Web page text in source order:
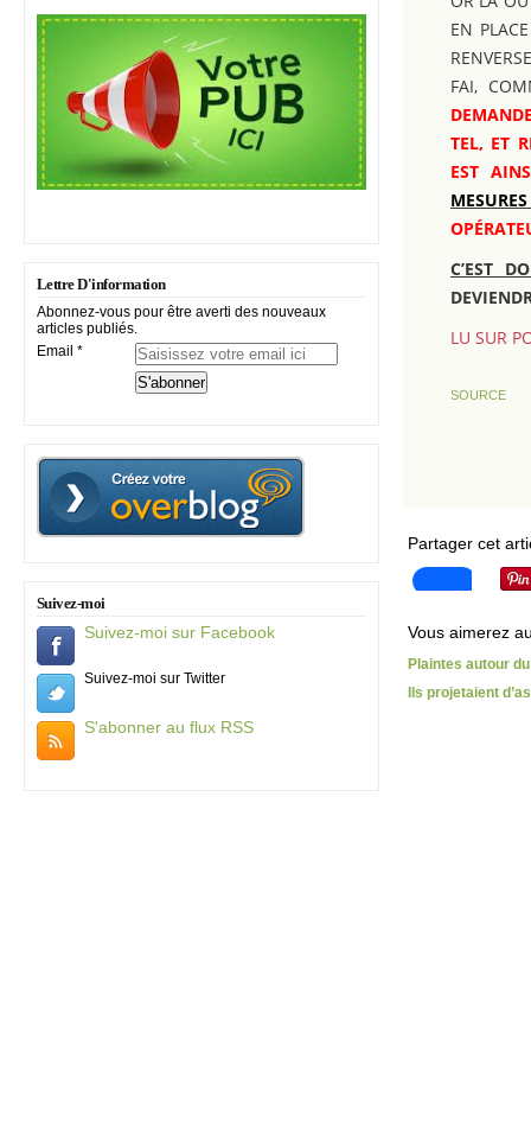
Lettre D'information
Abonnez-vous pour être averti des nouveaux
articles publiés.
Email
Suivez-moi
Suivez-moi sur Facebook
Suivez-moi sur Twitter
S'abonner au flux RSS
EN
FAI,
TEL, ET
EST
C’EST
LU SUR
SOURCE
Partager cet
Vous aimerez
Plaintes autour
Ils projetaient